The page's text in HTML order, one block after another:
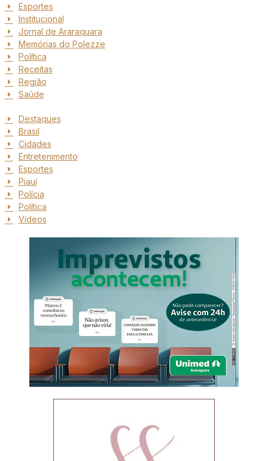
Esportes
Institucional
Jornal de Araraquara
Memórias do Polezze
Política
Receitas
Região
Saúde
Destaques
Brasil
Cidades
Entretenimento
Esportes
Piauí
Polícia
Política
Vídeos